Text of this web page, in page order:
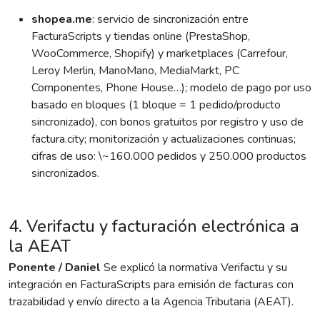
shopea.me: servicio de sincronización entre
FacturaScripts y tiendas online (PrestaShop,
WooCommerce, Shopify) y marketplaces (Carrefour,
Leroy Merlin, ManoMano, MediaMarkt, PC
Componentes, Phone House…); modelo de pago por uso
basado en bloques (1 bloque = 1 pedido/producto
sincronizado), con bonos gratuitos por registro y uso de
factura.city; monitorización y actualizaciones continuas;
cifras de uso: \~160.000 pedidos y 250.000 productos
sincronizados.
4. Verifactu y facturación electrónica a
la AEAT
Ponente / Daniel Se explicó la normativa Verifactu y su
integración en FacturaScripts para emisión de facturas con
trazabilidad y envío directo a la Agencia Tributaria (AEAT).